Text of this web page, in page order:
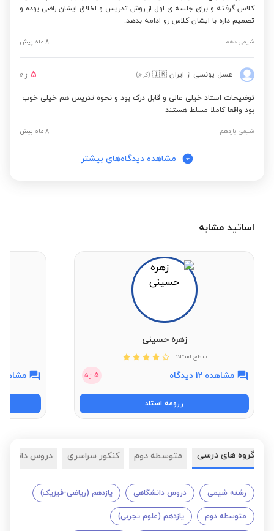
کلاس گرفته و برای جلسه ی اول از روش تدریس و اخلاق ایشان راضی بوده و
تصمیم داره با ایشان کلاس رو ادامه بدهد.
شیمی دهم 8 ماه پیش
عسل یونسی از ایران 🇮🇷 (کرج) 5 از 5
توضیحات استاد خیلی عالی و قابل درک بود و نحوه تدریس هم خیلی خوب
بود واقعا کاملا مسلط هستند️
شیمی یازدهم 8 ماه پیش
مشاهده دیدگاه‌های بیشتر
اساتید مشابه
زهره حسینی
سطح استاد:
مشاهده 12 دیدگاه 5 از 5
رزومه استاد
مشاهده 2
گروه های درسی متوسطه دوم کنکور سراسری دروس
رشته شیمی دروس دانشگاهی یازدهم (ریاضی-فیزیک)
متوسطه دوم یازدهم (علوم تجربی)